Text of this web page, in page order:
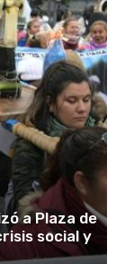
a Plaza de
social y